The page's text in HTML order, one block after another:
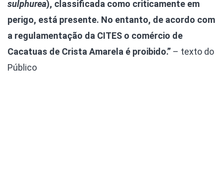
sulphurea), classificada como criticamente em
perigo, está presente. No entanto, de acordo com
a regulamentação da CITES o comércio de
Cacatuas de Crista Amarela é proibido.” – texto do
Público